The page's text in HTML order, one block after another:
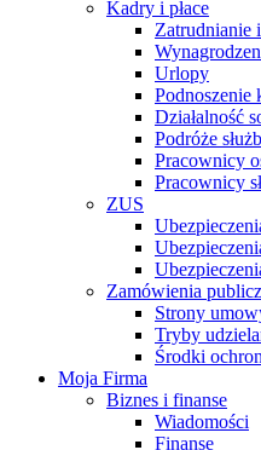
Kadry i płace
Zatrudnianie
Urlopy
Działalność
Podróże
Pracownicy
Pracownicy
ZUS
Zamówienia
Strony
Tryby
Środki
Moja Firma
Biznes i finanse
Wiadomości
Finanse